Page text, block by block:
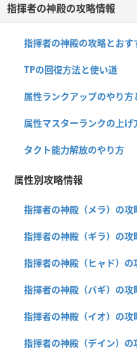
指揮者の神殿の攻略情報
指揮者の神殿の攻略とおす
TPの回復方法と使い道
属性ランクアップのやり方
属性マスターランクの上げ
タクト能力解放のやり方
属性別攻略情報
指揮者の神殿（メラ）の攻
指揮者の神殿（ギラ）の攻
指揮者の神殿（ヒャド）の
指揮者の神殿（バギ）の攻
指揮者の神殿（イオ）の攻
指揮者の神殿（デイン）の